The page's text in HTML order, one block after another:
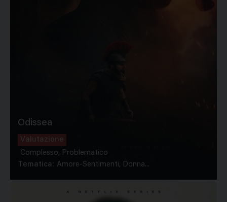
Odissea
Valutazione
Complesso, Problematico
Tematica: Amore-Sentimenti, Donna...